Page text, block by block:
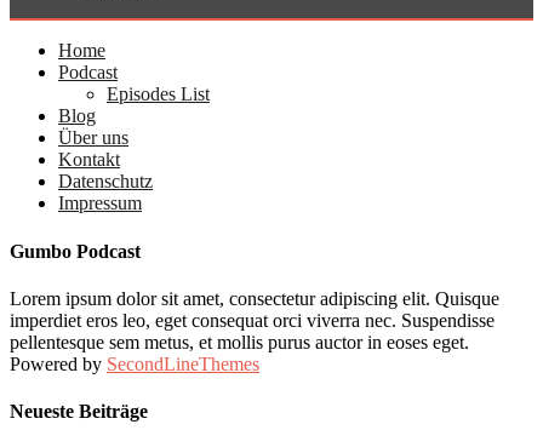
Home
Podcast
Episodes List
Blog
Über uns
Kontakt
Datenschutz
Impressum
Gumbo Podcast
Lorem ipsum dolor sit amet, consectetur adipiscing elit. Quisque
imperdiet eros leo, eget consequat orci viverra nec. Suspendisse
pellentesque sem metus, et mollis purus auctor in eoses eget.
Powered by SecondLineThemes
Neueste Beiträge